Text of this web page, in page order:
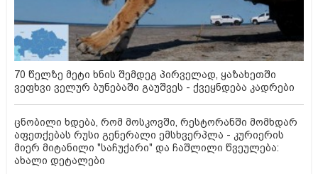
70 წელზე მეტი ხნის შემდეგ პირველად, ყაზახეთში
ვეფხვი ველურ ბუნებაში გაუშვეს - ქვეყნდება კადრები
ცნობილი ხდება, რომ მოსკოვში, რესტორანში მომხდარ
აფეთქებას რუსი გენერალი ემსხვერპლა - კურიერის
მიერ მიტანილი "საჩუქარი" და ჩაშლილი წვეულება:
ახალი დეტალები